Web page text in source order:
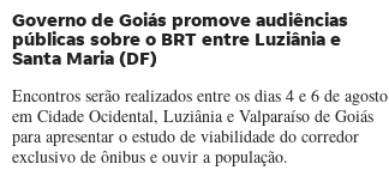
Governo de Goiás promove audiências
públicas sobre o BRT entre Luziânia e
Santa Maria (DF)
Encontros serão realizados entre os dias 4 e 6 de agosto
em Cidade Ocidental, Luziânia e Valparaíso de Goiás
para apresentar o estudo de viabilidade do corredor
exclusivo de ônibus e ouvir a população.